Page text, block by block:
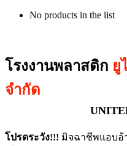
No products in the list
โรงงานพลาสติก ยู
จำกัด
โปรดระวัง!!! มิจฉาชีพแอบอ้